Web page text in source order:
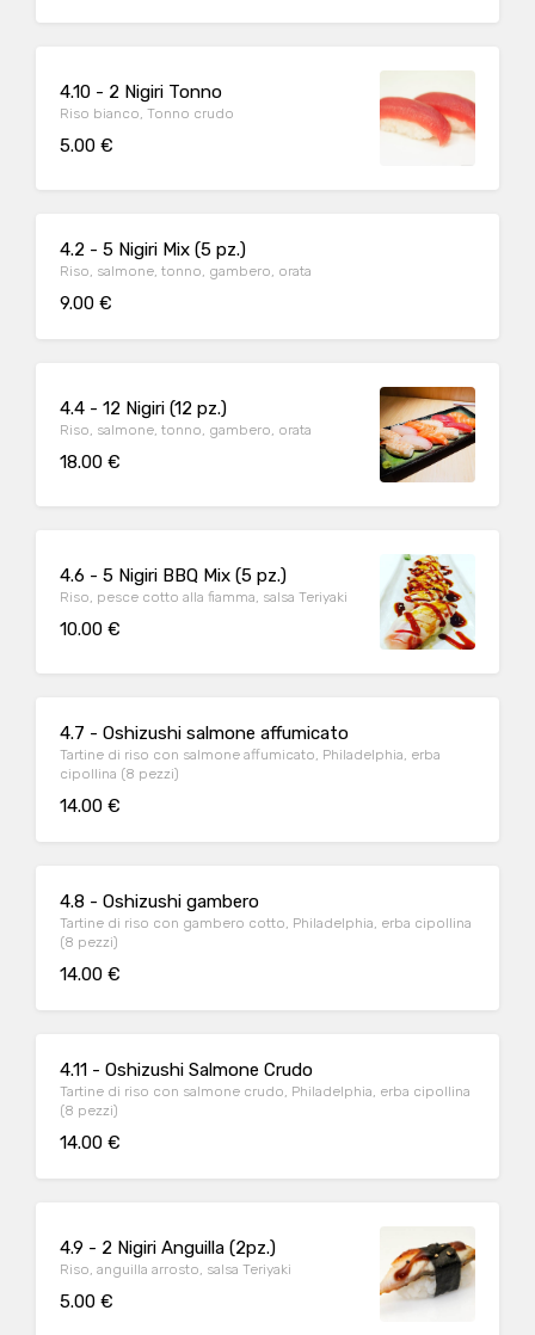
4.10 - 2 Nigiri Tonno
Riso bianco, Tonno crudo
5.00 €
4.2 - 5 Nigiri Mix (5 pz.)
Riso, salmone, tonno, gambero, orata
9.00 €
4.4 - 12 Nigiri (12 pz.)
Riso, salmone, tonno, gambero, orata
18.00 €
4.6 - 5 Nigiri BBQ Mix (5 pz.)
Riso, pesce cotto alla fiamma, salsa Teriyaki
10.00 €
4.7 - Oshizushi salmone affumicato
Tartine di riso con salmone affumicato, Philadelphia, erba
cipollina (8 pezzi)
14.00 €
4.8 - Oshizushi gambero
Tartine di riso con gambero cotto, Philadelphia, erba cipollina
(8 pezzi)
14.00 €
4.11 - Oshizushi Salmone Crudo
Tartine di riso con salmone crudo, Philadelphia, erba cipollina
(8 pezzi)
14.00 €
4.9 - 2 Nigiri Anguilla (2pz.)
Riso, anguilla arrosto, salsa Teriyaki
5.00 €